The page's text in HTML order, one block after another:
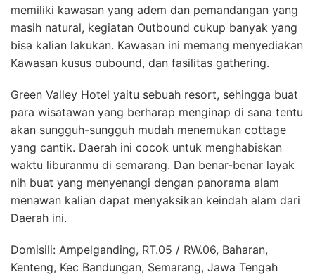
memiliki kawasan yang adem dan pemandangan yang
masih natural, kegiatan Outbound cukup banyak yang
bisa kalian lakukan. Kawasan ini memang menyediakan
Kawasan kusus oubound, dan fasilitas gathering.
Green Valley Hotel yaitu sebuah resort, sehingga buat
para wisatawan yang berharap menginap di sana tentu
akan sungguh-sungguh mudah menemukan cottage
yang cantik. Daerah ini cocok untuk menghabiskan
waktu liburanmu di semarang. Dan benar-benar layak
nih buat yang menyenangi dengan panorama alam
menawan kalian dapat menyaksikan keindah alam dari
Daerah ini.
Domisili: Ampelganding, RT.05 / RW.06, Baharan,
Kenteng, Kec Bandungan, Semarang, Jawa Tengah